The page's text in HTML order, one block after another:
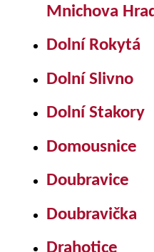
Mnichova
Dolní Rokytá
Dolní Slivno
Dolní Stakory
Domousnice
Doubravice
Doubravička
Drahotice